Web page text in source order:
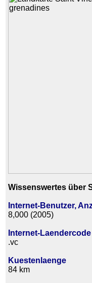
Wissenswertes über
Internet-Benutzer,
8,000 (2005)
Internet-Laendercode
.vc
Kuestenlaenge
84 km